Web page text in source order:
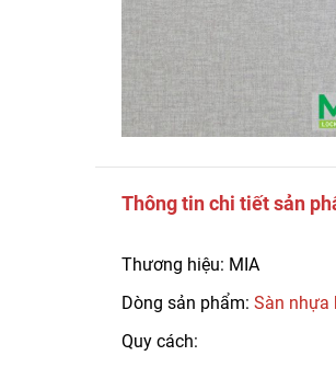
Thông tin chi tiết sản
Thương hiệu: MIA
Dòng sản phẩm: Sàn nhựa
Quy cách: